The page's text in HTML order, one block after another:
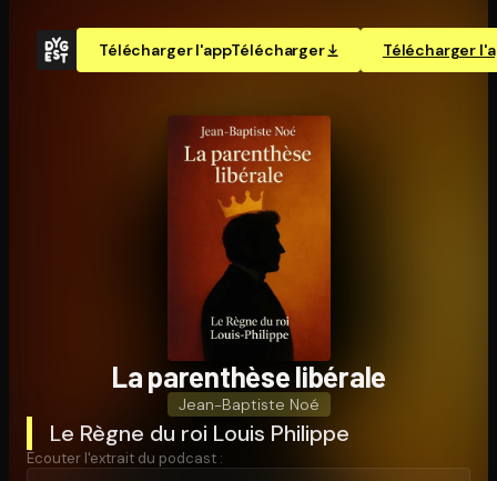
Télécharger l'appTélécharger Télécharger
La parenthèse libérale
Jean-Baptiste Noé
Le Règne du roi Louis Philippe
Écouter l'extrait du podcast :